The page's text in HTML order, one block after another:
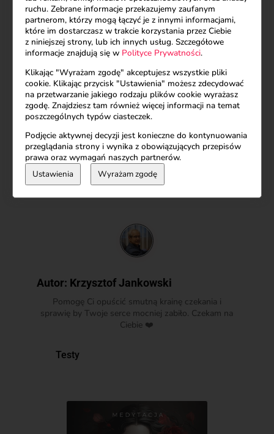
słuchanie i bycie.
Może ten test będzie twoim pierwszym krokiem.
Jak odzyskać siebie?Czytaj więcej…
Miłość we mnie pozdrawia miłość w Tobie ❤️
Autor: Krzysztof Jankowski
Pomogę Ci opuścić smutną krainę czekania i
sprawię by Twoje serce mocniej zabiło. Czekam na
Ciebie ❤️
Testy
ruchu. Zebrane informacje przekazujemy zaufanym
partnerom, którzy mogą łączyć je z innymi informacjami,
które im dostarczasz w trakcie korzystania przez Ciebie
z niniejszej strony, lub ich innych usług. Szczegółowe
informacje znajdują się w Polityce Prywatności.
Klikając "Wyrażam zgodę" akceptujesz wszystkie pliki
cookie. Klikając przycisk "Ustawienia" możesz zdecydować
na przetwarzanie jakiego rodzaju plików cookie wyrażasz
zgodę. Znajdziesz tam również więcej informacji na temat
poszczególnych typów ciasteczek.
Podjęcie aktywnej decyzji jest konieczne do kontynuowania
przeglądania strony i wynika z obowiązujących przepisów
prawa oraz wymagań naszych partnerów.
Ustawienia Wyrażam zgodę